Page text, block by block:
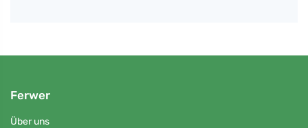
Ferwer
Über uns